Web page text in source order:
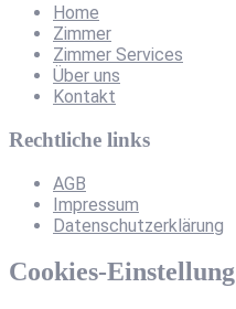
Home
Zimmer
Zimmer Services
Über uns
Kontakt
Rechtliche links
AGB
Impressum
Datenschutzerklärung
Cookies-Einstellung